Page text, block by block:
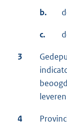
b.
c.
3
4